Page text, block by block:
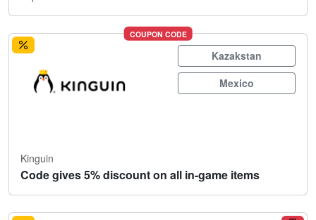
COUPON CODE
Kazakstan
Mexico
Kinguin
Code gives 5% discount on all in-game items